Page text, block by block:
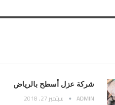
شركة عزل أسطح بالرياض
ADMIN سبتمبر 27, 2018